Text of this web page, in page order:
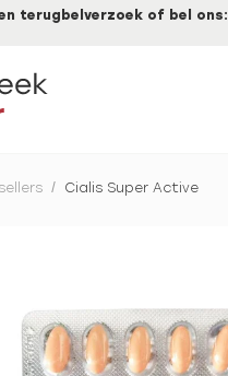
terugbelverzoek of bel ons:
/ Cialis Super Active